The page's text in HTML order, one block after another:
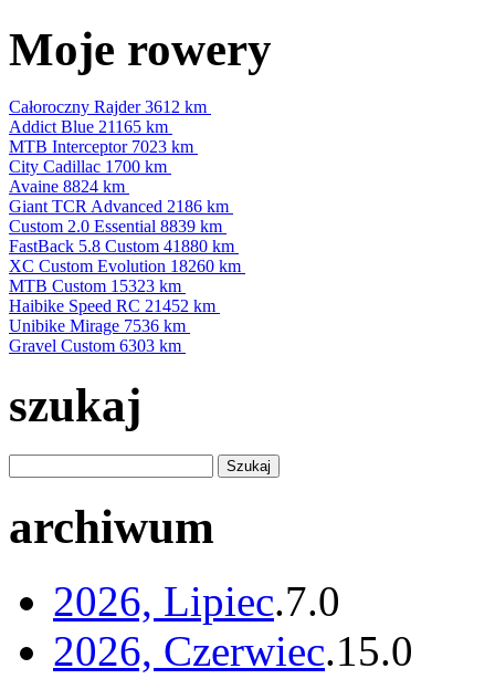
Moje rowery
Całoroczny Rajder3612 km
Addict Blue 21165 km
MTB Interceptor 7023 km
City Cadillac 1700 km
Avaine 8824 km
Giant TCR Advanced 2186 km
Custom 2.0 Essential 8839 km
FastBack 5.8 Custom 41880 km
XC Custom Evolution 18260 km
MTB Custom 15323 km
Haibike Speed RC 21452 km
Unibike Mirage 7536 km
Gravel Custom 6303 km
szukaj
archiwum
2026, Lipiec.7.0
2026, Czerwiec.15.0